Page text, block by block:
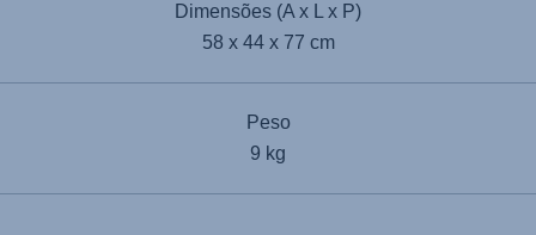
Dimensões (A x L x P)
58 x 44 x 77 cm
Peso
9 kg